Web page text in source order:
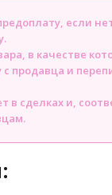
если
в качестве
с продавца и
в сделках и,